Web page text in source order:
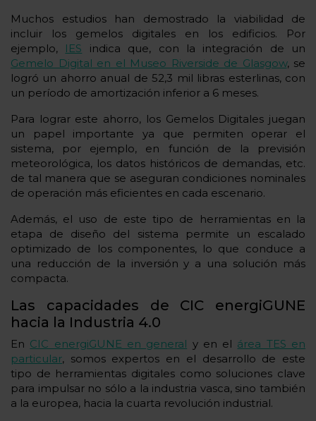
Muchos estudios han demostrado la viabilidad de
incluir los gemelos digitales en los edificios. Por
ejemplo, IES indica que, con la integración de un
Gemelo Digital en el Museo Riverside de Glasgow, se
logró un ahorro anual de 52,3 mil libras esterlinas, con
un período de amortización inferior a 6 meses.
Para lograr este ahorro, los Gemelos Digitales juegan
un papel importante ya que permiten operar el
sistema, por ejemplo, en función de la previsión
meteorológica, los datos históricos de demandas, etc.
de tal manera que se aseguran condiciones nominales
de operación más eficientes en cada escenario.
Además, el uso de este tipo de herramientas en la
etapa de diseño del sistema permite un escalado
optimizado de los componentes, lo que conduce a
una reducción de la inversión y a una solución más
compacta.
Las capacidades de CIC energiGUNE
hacia la Industria 4.0
En CIC energiGUNE en general y en el área TES en
particular, somos expertos en el desarrollo de este
tipo de herramientas digitales como soluciones clave
para impulsar no sólo a la industria vasca, sino también
a la europea, hacia la cuarta revolución industrial.